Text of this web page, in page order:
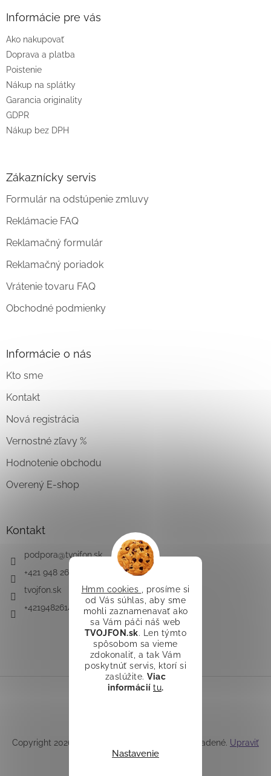
Hmm cookies
, prosíme si
od Vás súhlas, aby sme
mohli zaznamenavať ako
sa Vám páči náš web
TVOJFON.sk. Len týmto
spôsobom sa vieme
zdokonaliť, a tak Vám
poskytnúť servis, ktorí si
zaslúžite.Viac
informácií tu.
Nastavenie
Informácie pre vás
Ako nakupovať
Doprava a platba
Poistenie
Nákup na splátky
Garancia originality
GDPR
Nákup bez DPH
Zákaznícky servis
Formulár na odstúpenie zmluvy
Reklámacie FAQ
Reklamačný formulár
Reklamačný poriadok
Vrátenie tovaru FAQ
Obchodné podmienky
Informácie o nás
Kto sme
Kontakt
Nová registrácia
Vernostné zľavy %
Hodnotenie obchodu
Overený E-shop
Kontakt
podpora@tvojfon.sk
+421 948 261 491
tvojfon.sk
+421948261491
Copyright 2026 . Všetky práva vyhradené. Upraviť
nastavenie cookies